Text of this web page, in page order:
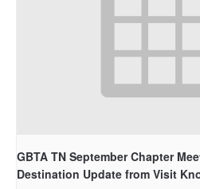
GBTA TN September Chapter
Destination Update from Visit